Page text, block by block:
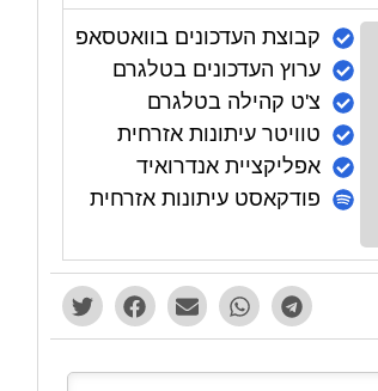
קבוצת העדכונים בוואטסאפ
ערוץ העדכונים בטלגרם
צ'ט קהילה בטלגרם
טוויטר עיתונות אזרחית
אפליקציית אנדרואיד
פודקאסט עיתונות אזרחית